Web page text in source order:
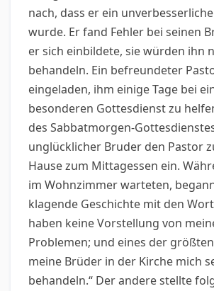
nach, dass er ein
wurde. Er fand Fehler bei seinen
er sich einbildete, sie würden ihn
behandeln. Ein befreundeter
eingeladen, ihm einige Tage bei
besonderen Gottesdienst zu
des Sabbatmorgen-
unglücklicher Bruder den Pastor
Hause zum Mittagessen ein.
im Wohnzimmer warteten,
klagende Geschichte mit den
haben keine Vorstellung von
Problemen; und eines der
meine Brüder in der Kirche mich
behandeln.“ Der andere stellte